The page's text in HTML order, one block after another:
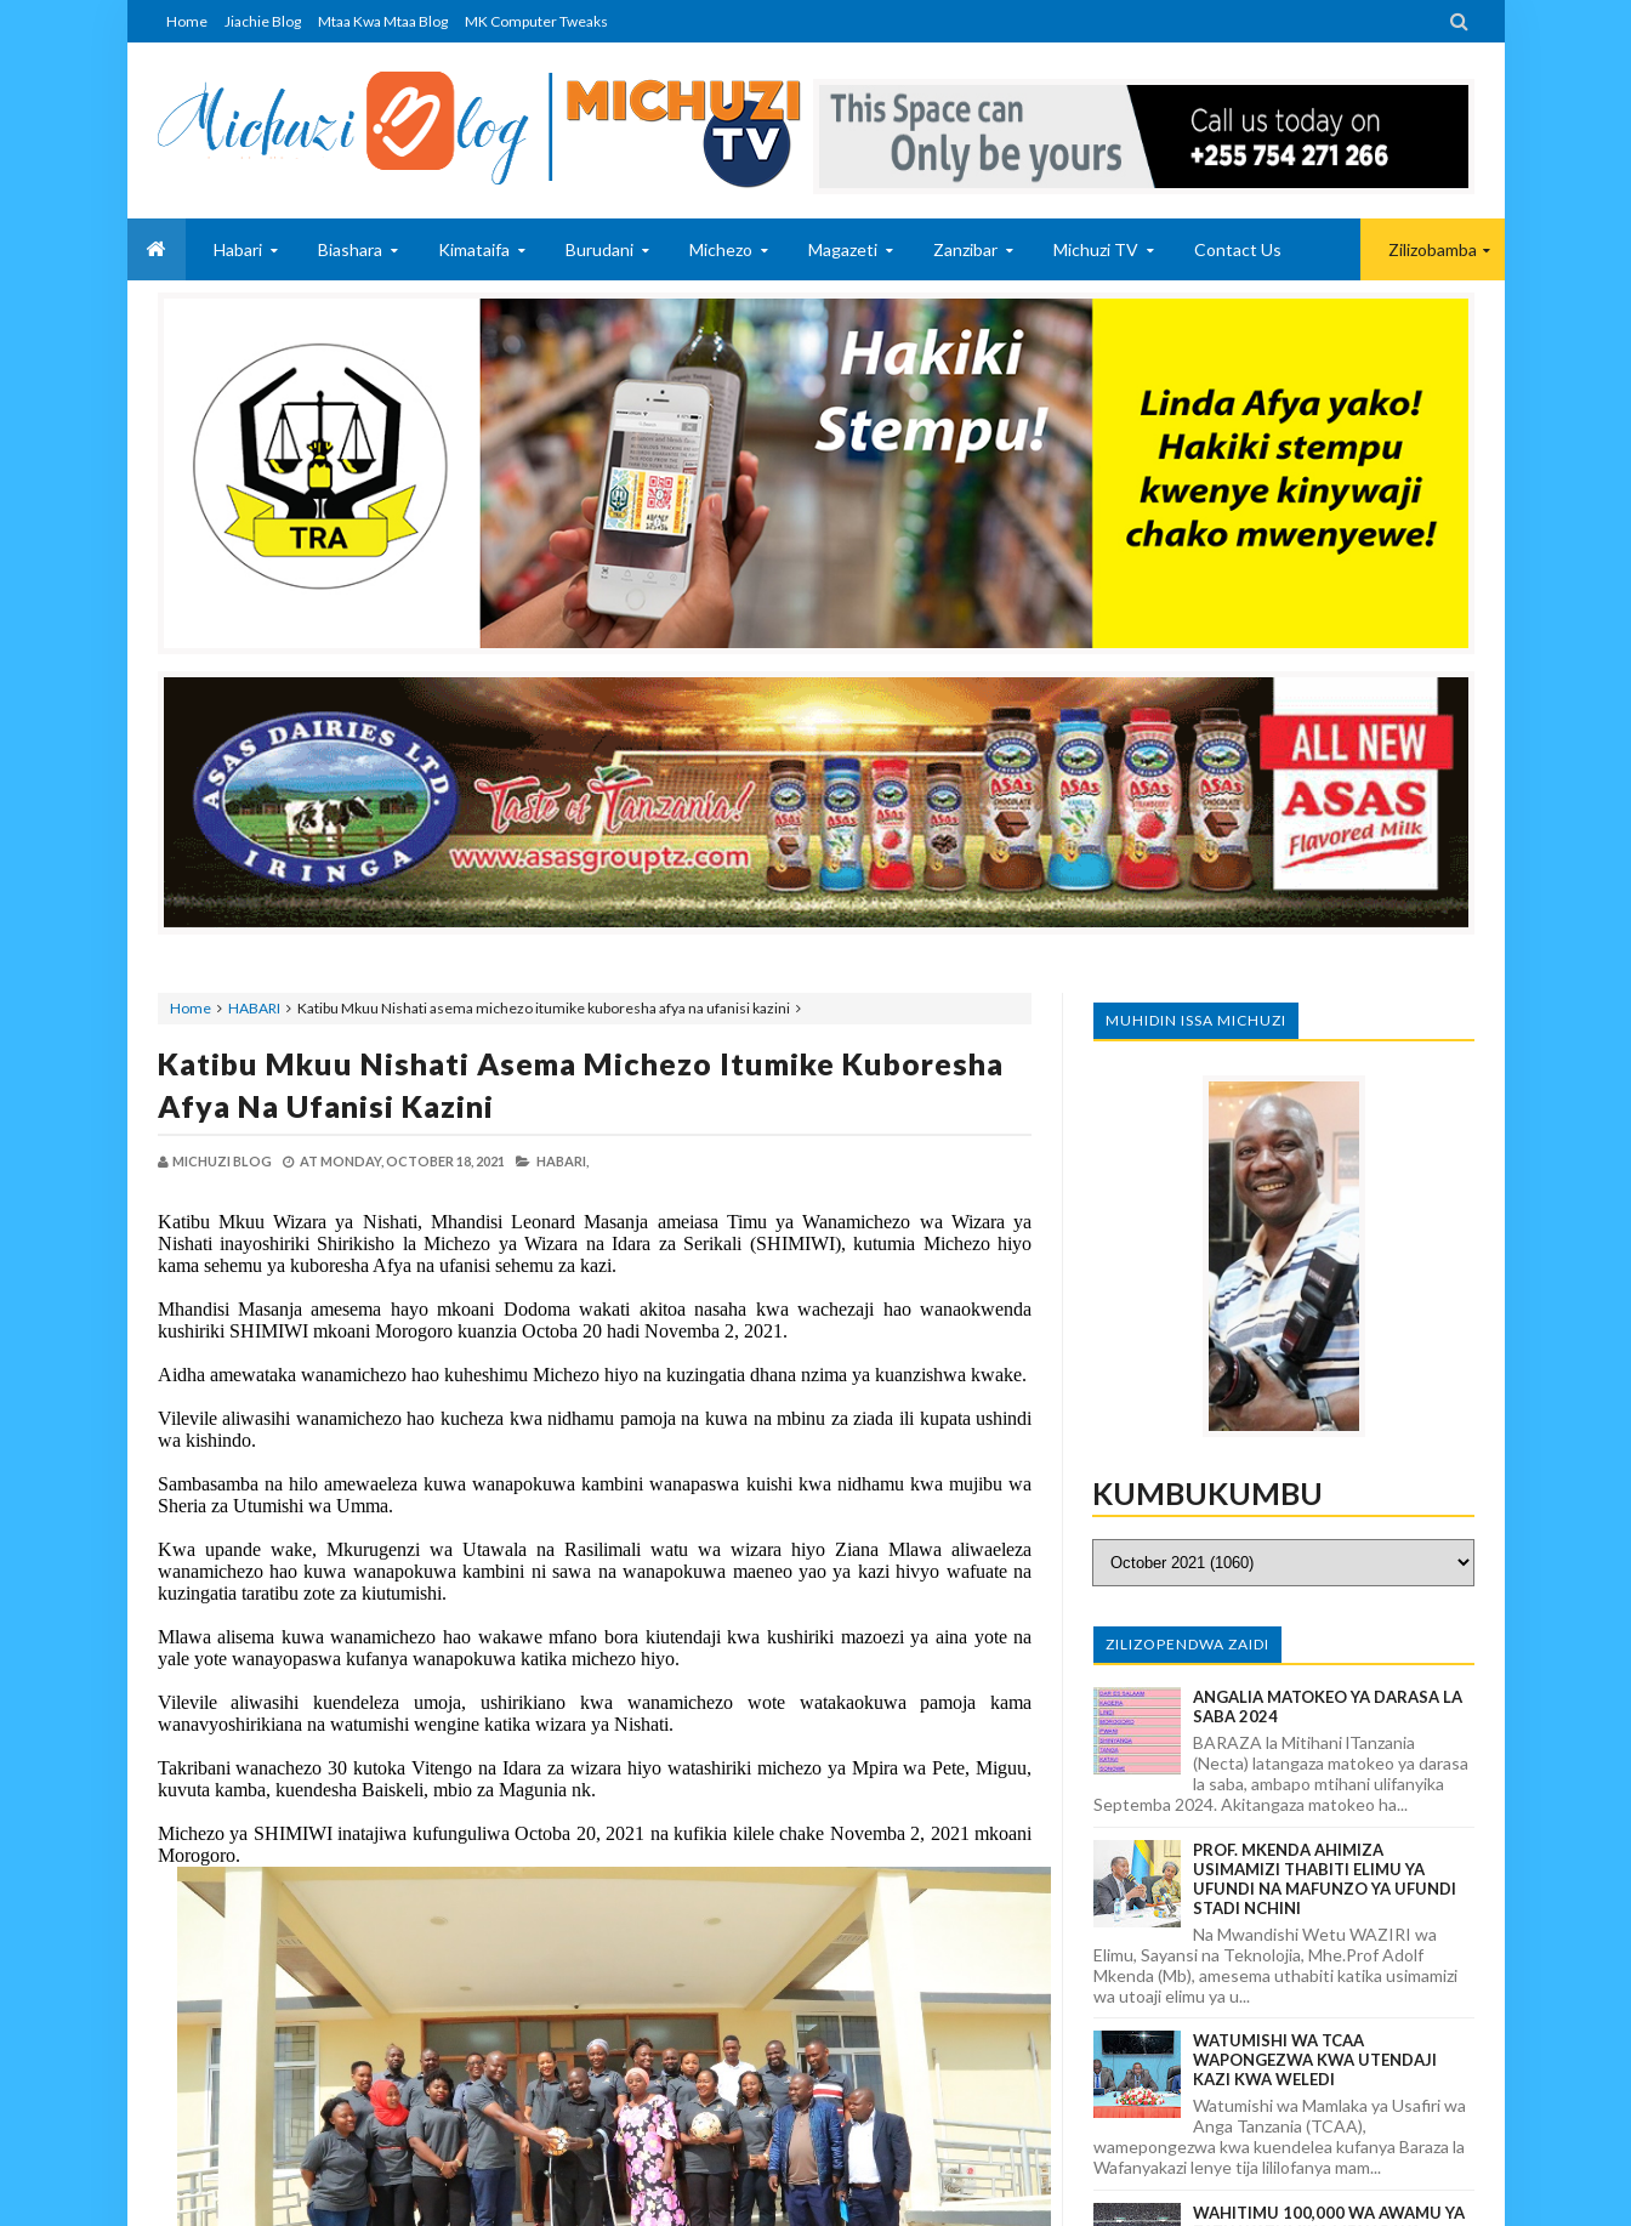
Home Jiachie Blog Mtaa Kwa Mtaa Blog MK Computer Tweaks 
Habari Biashara Kimataifa Burudani Michezo Magazeti Zanzibar Michuzi TV Contact Us Zilizobamba
Home HABARI Katibu Mkuu Nishati asema michezo itumike kuboresha afya na ufanisi kazini
Katibu Mkuu Nishati Asema Michezo Itumike Kuboresha
Afya Na Ufanisi Kazini
MICHUZI BLOG AT MONDAY, OCTOBER 18, 2021 HABARI,
Katibu Mkuu Wizara ya Nishati, Mhandisi Leonard Masanja ameiasa Timu ya Wanamichezo wa Wizara ya
Nishati inayoshiriki Shirikisho la Michezo ya Wizara na Idara za Serikali (SHIMIWI), kutumia Michezo hiyo
kama sehemu ya kuboresha Afya na ufanisi sehemu za kazi.
Mhandisi Masanja amesema hayo mkoani Dodoma wakati akitoa nasaha kwa wachezaji hao wanaokwenda
kushiriki SHIMIWI mkoani Morogoro kuanzia Octoba 20 hadi Novemba 2, 2021.
Aidha amewataka wanamichezo hao kuheshimu Michezo hiyo na kuzingatia dhana nzima ya kuanzishwa kwake.
Vilevile aliwasihi wanamichezo hao kucheza kwa nidhamu pamoja na kuwa na mbinu za ziada ili kupata ushindi
wa kishindo.
Sambasamba na hilo amewaeleza kuwa wanapokuwa kambini wanapaswa kuishi kwa nidhamu kwa mujibu wa
Sheria za Utumishi wa Umma.
Kwa upande wake, Mkurugenzi wa Utawala na Rasilimali watu wa wizara hiyo Ziana Mlawa aliwaeleza
wanamichezo hao kuwa wanapokuwa kambini ni sawa na wanapokuwa maeneo yao ya kazi hivyo wafuate na
kuzingatia taratibu zote za kiutumishi.
Mlawa alisema kuwa wanamichezo hao wakawe mfano bora kiutendaji kwa kushiriki mazoezi ya aina yote na
yale yote wanayopaswa kufanya wanapokuwa katika michezo hiyo.
Vilevile aliwasihi kuendeleza umoja, ushirikiano kwa wanamichezo wote watakaokuwa pamoja kama
wanavyoshirikiana na watumishi wengine katika wizara ya Nishati.
Takribani wanachezo 30 kutoka Vitengo na Idara za wizara hiyo watashiriki michezo ya Mpira wa Pete, Miguu,
kuvuta kamba, kuendesha Baiskeli, mbio za Magunia nk.
Michezo ya SHIMIWI inatajiwa kufunguliwa Octoba 20, 2021 na kufikia kilele chake Novemba 2, 2021 mkoani
Morogoro.
MUHIDIN ISSA MICHUZI
KUMBUKUMBU
ZILIZOPENDWA ZAIDI
ANGALIA MATOKEO YA DARASA LA
SABA 2024
BARAZA la Mitihani lTanzania
(Necta) latangaza matokeo ya darasa
la saba, ambapo mtihani ulifanyika
Septemba 2024. Akitangaza matokeo ha...
PROF. MKENDA AHIMIZA
USIMAMIZI THABITI ELIMU YA
UFUNDI NA MAFUNZO YA UFUNDI
STADI NCHINI
Na Mwandishi Wetu WAZIRI wa
Elimu, Sayansi na Teknolojia, Mhe.Prof Adolf
Mkenda (Mb), amesema uthabiti katika usimamizi
wa utoaji elimu ya u...
WATUMISHI WA TCAA
WAPONGEZWA KWA UTENDAJI
KAZI KWA WELEDI
Watumishi wa Mamlaka ya Usafiri wa
Anga Tanzania (TCAA),
wamepongezwa kwa kuendelea kufanya Baraza la
Wafanyakazi lenye tija lililofanya mam...
WAHITIMU 100,000 WA AWAMU YA